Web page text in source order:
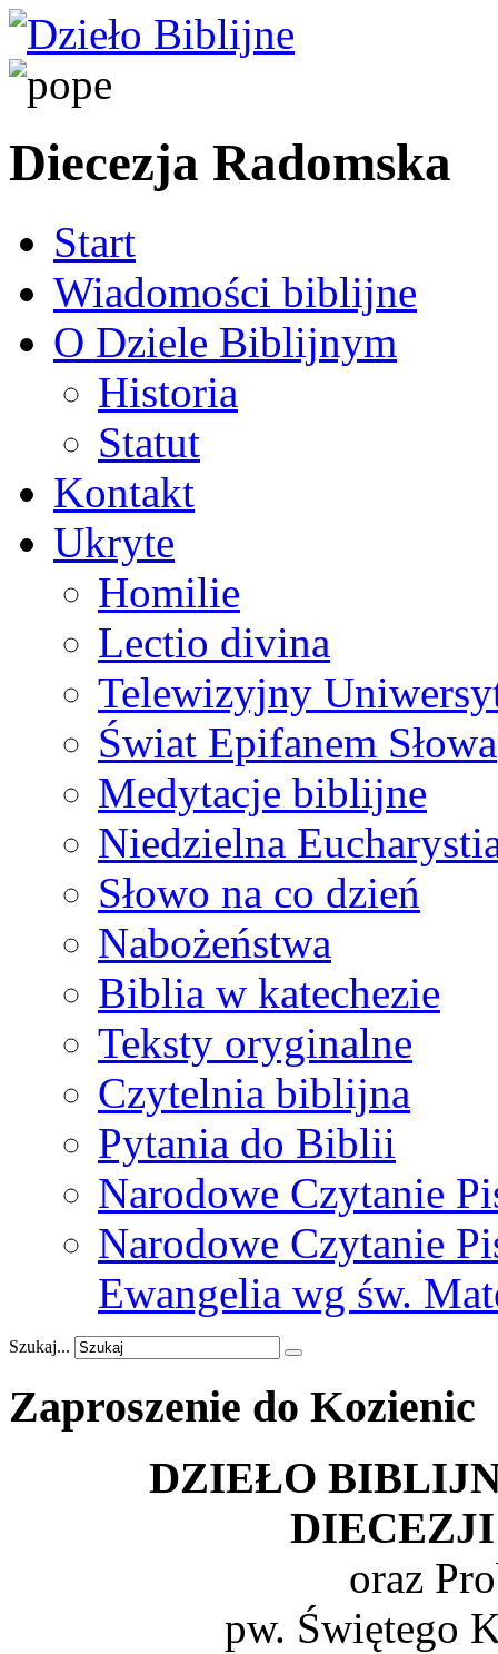
Diecezja Radomska
Start
Wiadomości biblijne
O Dziele Biblijnym
Historia
Statut
Kontakt
Ukryte
Homilie
Lectio divina
Telewizyjny
Świat Epifanem Słowa
Medytacje biblijne
Niedzielna
Słowo na co dzień
Nabożeństwa
Biblia w katechezie
Teksty oryginalne
Czytelnia biblijna
Pytania do Biblii
Narodowe Czytanie
Narodowe Czytanie
Ewangelia wg św.
Szukaj...
Zaproszenie do Kozienic
DZIEŁO
oraz
pw. Świętego